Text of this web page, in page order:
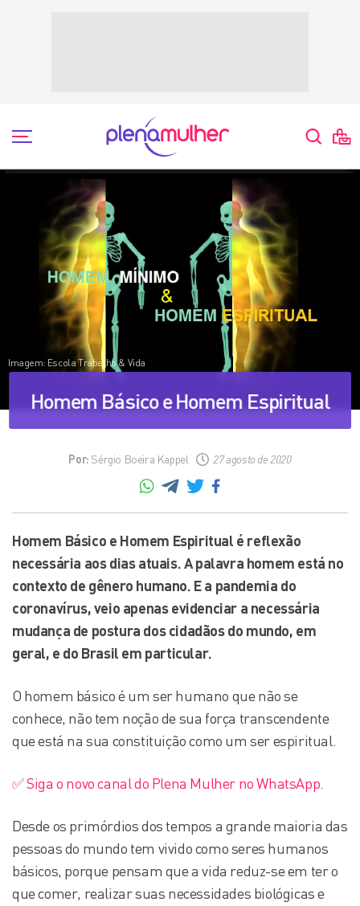
Sérgio Boeira Kappel
Imagem: Escola Trabalho & Vida
Homem Básico e Homem Espiritual
Por: Sérgio Boeira Kappel 27 agosto de 2020
Homem Básico e Homem Espiritual é reflexão
necessária aos dias atuais. A palavra homem está no
contexto de gênero humano. E a pandemia do
coronavírus, veio apenas evidenciar a necessária
mudança de postura dos cidadãos do mundo, em
geral, e do Brasil em particular.
O homem básico é um ser humano que não se
conhece, não tem noção de sua força transcendente
que está na sua constituição como um ser espiritual.
✅ Siga o novo canal do Plena Mulher no WhatsApp.
Desde os primórdios dos tempos a grande maioria das
pessoas do mundo tem vivido como seres humanos
básicos, porque pensam que a vida reduz-se em ter o
que comer, realizar suas necessidades biológicas e